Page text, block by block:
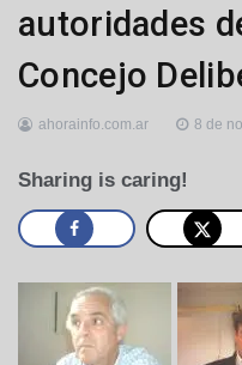
autoridades
Concejo
ahorainfo.com.ar 8 de
Sharing is caring!